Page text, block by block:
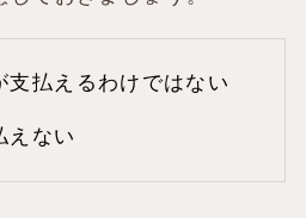
支払えるわけではない
えない